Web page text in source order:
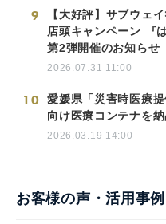
9
【大好評】サブウェ
店頭キャンペーン 『
第2弾開催のお知らせ
2026.07.31 11:00
10
愛媛県「災害時医療提
向け医療コンテナを
2026.03.19 14:00
お客様の声・活用事例